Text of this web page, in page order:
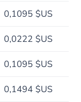
0,1095 $US
0,0222 $US
0,1095 $US
0,1494 $US